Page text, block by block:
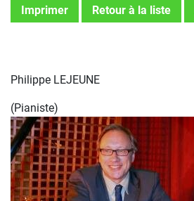
Imprimer Retour à la liste
Philippe LEJEUNE
(Pianiste)